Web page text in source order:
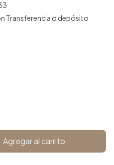
Transferencia o depósito